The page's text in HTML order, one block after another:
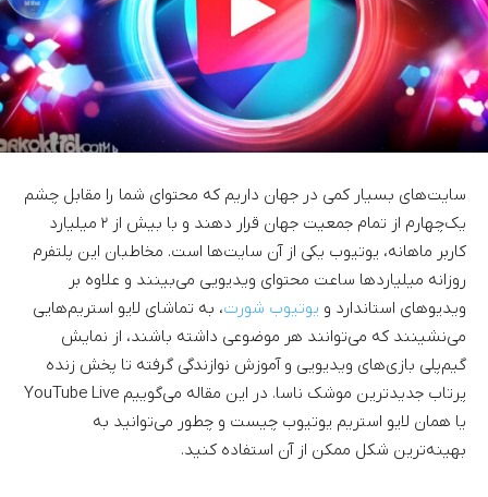
سایت‌های بسیار کمی در جهان داریم که محتوای شما را مقابل چشم
یک‌چهارم از تمام جمعیت جهان قرار دهند و با بیش از ۲ میلیارد
کاربر ماهانه، یوتیوب یکی از آن‌ سایت‌ها است. مخاطبان این پلتفرم
روزانه میلیاردها ساعت محتوای ویدیویی می‌بینند و علاوه بر
ویدیوهای استاندارد و یوتیوب شورت، به تماشای لایو استریم‌هایی
می‌نشینند که می‌توانند هر موضوعی داشته باشند، از نمایش
گیم‌پلی بازی‌های ویدیویی و آموزش نوازندگی گرفته تا پخش زنده
پرتاب جدیدترین موشک ناسا. در این مقاله می‌گوییم YouTube Live
یا همان لایو استریم یوتیوب چیست و چطور می‌توانید به
بهینه‌ترین شکل ممکن از آن استفاده کنید.